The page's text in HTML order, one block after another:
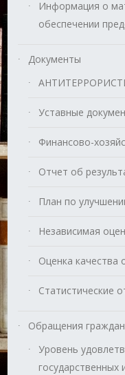
Информация о
обеспечении
Документы
Уставные
Финансово-
Отчет об
План по
Независимая
Оценка качества
Статистические
Обращения граждан
Уровень
государственных